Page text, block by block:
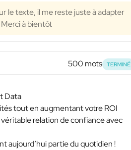
le texte, il me reste juste à adapter
à bientôt
500 mots TERMINÉ
Data
tout en augmentant votre ROI
relation de confiance avec
partie du quotidien !